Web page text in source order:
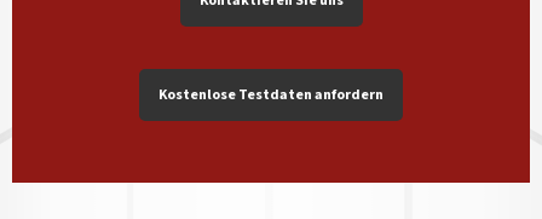
Kostenlose Testdaten anfordern